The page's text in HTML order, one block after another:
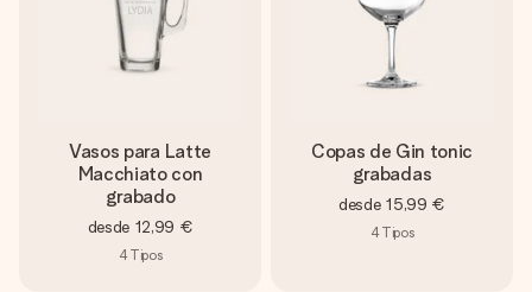
Vasos para Latte
Macchiato con
grabado
desde 12,99 €
4Tipos
Copas de Gin tonic
grabadas
desde 15,99 €
4Tipos